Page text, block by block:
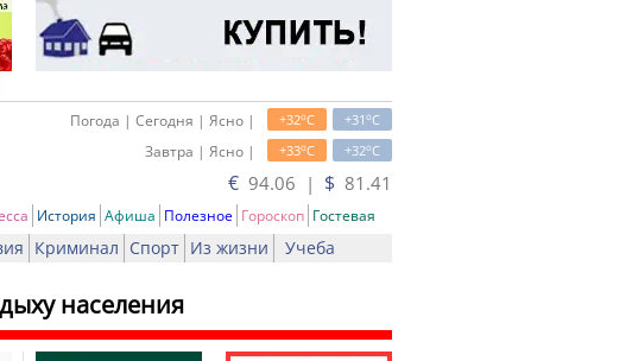
+31oC
+32oC
Погода | Сегодня | Ясно |
+32oC
+33oC
Завтра | Ясно |
€ 94.06 | $ 81.41
История Афиша Полезное Гороскоп Гостевая
Криминал Спорт Из жизни Учеба
населения